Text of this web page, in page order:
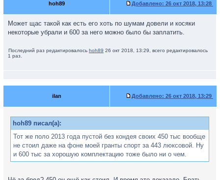
hoh89 Добавлено: 26 окт 2018, 13:28
Может щас такой как есть его хоть по шумам довели и косяки
некоторые убрали и 600 за него можно было бы заплатить.
Последний раз редактировалось hoh89 26 окт 2018, 13:29, всего редактировалось
1 раз.
ilan Добавлено: 26 окт 2018, 13:29
hoh89 писал(а):
Тот же поло 2013 года пустой без кондея своих 450 тыс вообще
не стоил даже на фоне моей гранты спорт за 443 люксовой. Ну
и 600 тыс за хорошую комплектацию тоже было ни о чем.